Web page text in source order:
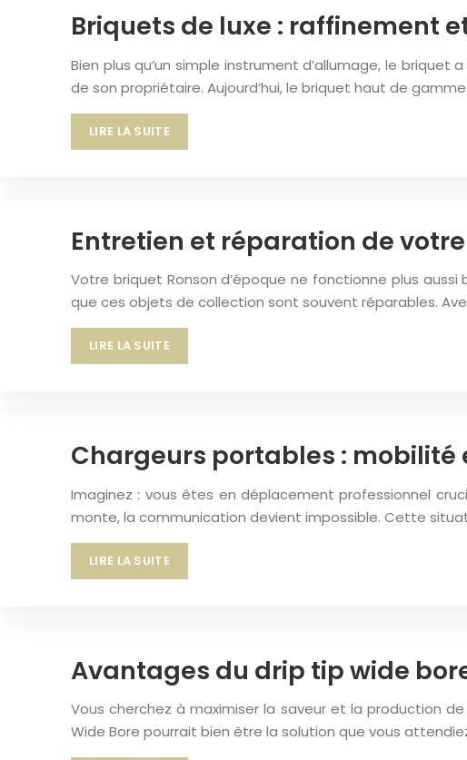
Briquets de luxe : raffinement
Bien plus qu’un simple instrument d’allumage, le
de son propriétaire. Aujourd’hui, le briquet haut de
LIRE LA SUITE
Entretien et réparation de
Votre briquet Ronson d’époque ne fonctionne plus
que ces objets de collection sont souvent réparables.
LIRE LA SUITE
Chargeurs portables :
Imaginez : vous êtes en déplacement professionnel
monte, la communication devient impossible. Cette
LIRE LA SUITE
Avantages du drip tip wide
Vous cherchez à maximiser la saveur et la production
Wide Bore pourrait bien être la solution que vous